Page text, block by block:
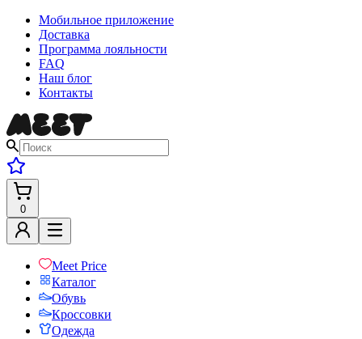
Мобильное приложение
Доставка
Программа лояльности
FAQ
Наш блог
Контакты
0
Meet Price
Каталог
Обувь
Кроссовки
Одежда